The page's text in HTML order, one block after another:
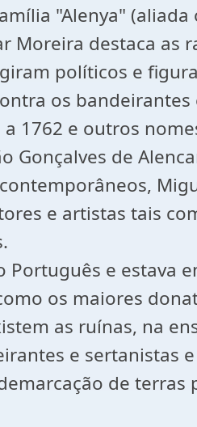
"Alenya" (aliada
Moreira destaca as
políticos e
os
1762 e outros
de
e artistas tais
e estava
os maiores
as ruínas, na
e sertanistas
de